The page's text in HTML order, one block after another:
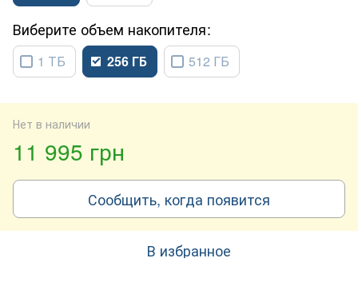
объем накопителя
1 ТБ 256 ГБ 512 ГБ
Нет в наличии
11 995 грн
Сообщить, когда появится
В избранное